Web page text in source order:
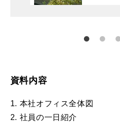
資料内容
1. 本社オフィス全体図
2. 社員の一日紹介